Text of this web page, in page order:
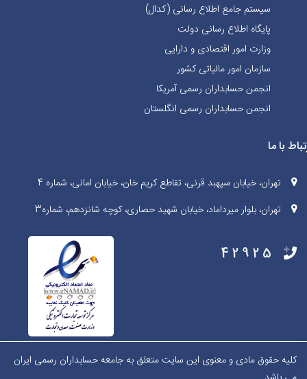
سیستم جامع اطلاع رسانی (کدال)
پایگاه اطلاع رسانی دولت
وزارت امور اقتصادی و دارایی
سازمان امور مالیاتی کشور
انجمن حسابداران رسمی آمریکا
انجمن حسابداران رسمی انگلستان
با ما
تهران، خیابان سپهبد قرنی، تقاطع کریم خان، خیابان امانی، شماره 4
تهران، بلوار میرداماد، خیابان شهید حصاری، کوچه شانزدهم، شماره3
42925
کلیه حقوق مادی و معنوی این سایت متعلق به جامعه حسابداران رسمی ایران